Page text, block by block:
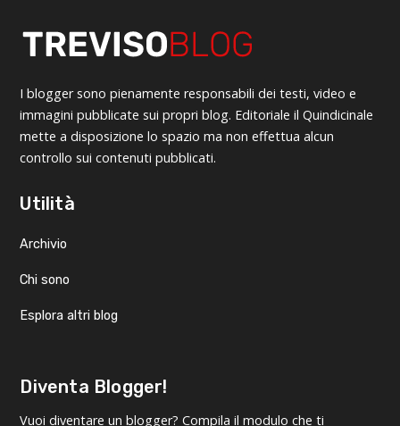
I blogger sono pienamente responsabili dei testi, video e
immagini pubblicate sui propri blog. Editoriale il Quindicinale
mette a disposizione lo spazio ma non effettua alcun
controllo sui contenuti pubblicati.
Utilità
Archivio
Chi sono
Esplora altri blog
Diventa Blogger!
Vuoi diventare un blogger? Compila il modulo che ti